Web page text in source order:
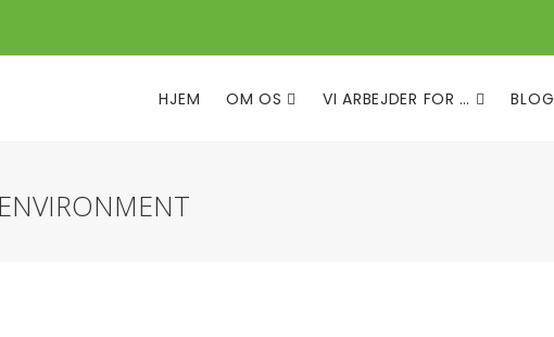
HJEM OM OS VI ARBEJDER FOR … BLOG